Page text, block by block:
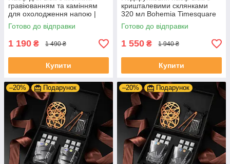
гравіюванням та камінням
для охолодження напою |
келихи 330 мл Bormioli Rocco
Cassiopea
Готово до відправки
1 190 ₴ 1 490 ₴
Купити
кришталевими склянками
320 мл Bohemia Timesquare
та камінням для
охолодження напою
Готово до відправки
1 550 ₴ 1 940 ₴
Купити
–20% Подарунок –20% Подарунок